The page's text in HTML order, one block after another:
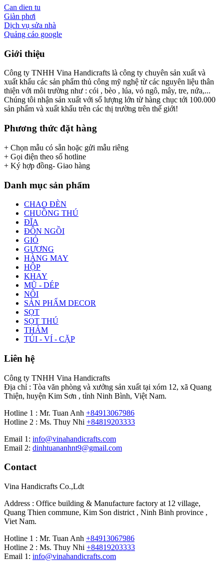
Can dien tu
Giàn phơi
Dịch vụ sửa nhà
Quảng cáo google
Giới thiệu
Công ty TNHH Vina Handicrafts là công ty chuyên sản xuất và
xuất khẩu các sản phẩm thủ công mỹ nghệ từ các nguyên liệu thân
thiện với môi trường như : cói , bèo , lúa, vỏ ngô, mây, tre, nứa,...
Chúng tôi nhận sản xuất với số lượng lớn từ hàng chục tới 100.000
sản phẩm và xuất khẩu trên các thị trường trên thế giới!
Phương thức đặt hàng
+ Chọn mẫu có sẵn hoặc gửi mẫu riêng
+ Gọi điện theo số hotline
+ Ký hợp đồng- Giao hàng
Danh mục sản phẩm
CHAO ĐÈN
CHUỒNG THÚ
ĐĨA
ĐÔN NGỒI
GIỎ
GƯƠNG
HÀNG MAY
HỘP
KHAY
MŨ - DÉP
NÔI
SẢN PHẨM DECOR
SỌT
SỌT THÚ
THẢM
TÚI - VÍ - CẶP
Liên hệ
Công ty TNHH Vina Handicrafts
Địa chỉ : Tòa văn phòng và xưởng sản xuất tại xóm 12, xã Quang
Thiện, huyện Kim Sơn , tỉnh Ninh Bình, Việt Nam.
Hotline 1 : Mr. Tuan Anh +84913067986
Hotline 2 : Ms. Thuy Nhi +84819203333
Email 1: info@vinahandicrafts.com
Email 2: dinhtuananhnt9@gmail.com
Contact
Vina Handicrafts Co.,Ldt
Address : Office building & Manufacture factory at 12 village,
Quang Thien commune, Kim Son district , Ninh Binh province ,
Viet Nam.
Hotline 1 : Mr. Tuan Anh +84913067986
Hotline 2 : Ms. Thuy Nhi +84819203333
Email 1: info@vinahandicrafts.com